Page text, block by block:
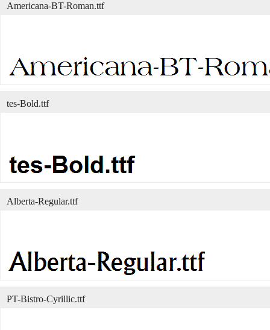
Americana-BT-Roman.ttf
tes-Bold.ttf
Alberta-Regular.ttf
PT-Bistro-Cyrillic.ttf